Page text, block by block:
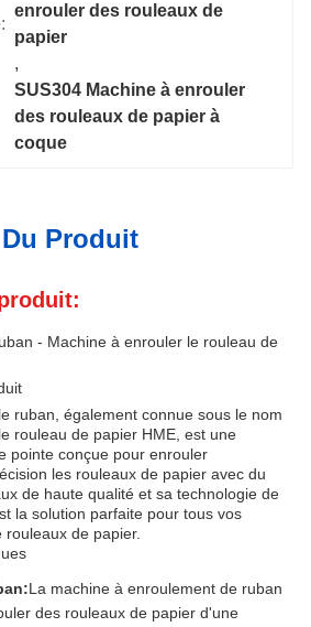
enrouler des rouleaux de
papier
,
SUS304 Machine à enrouler
des rouleaux de papier à
coque
Produit
- Machine à enrouler le rouleau de
ruban, également connue sous le nom
rouleau de papier HME, est une
pointe conçue pour enrouler
les rouleaux de papier avec du
de haute qualité et sa technologie de
la solution parfaite pour tous vos
de papier.
La machine à enroulement de ruban
des rouleaux de papier d'une